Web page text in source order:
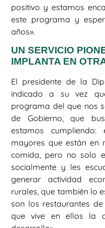
positivo y estamos
este programa y
años».
UN SERVICIO
IMPLANTA EN
El presidente de la
indicado a su vez
programa del que nos
de Gobierno, que
estamos
mayores que están en
comida, pero no solo
socialmente y les
generar actividad
rurales, que también lo
son los restaurantes
que vive en ellos la